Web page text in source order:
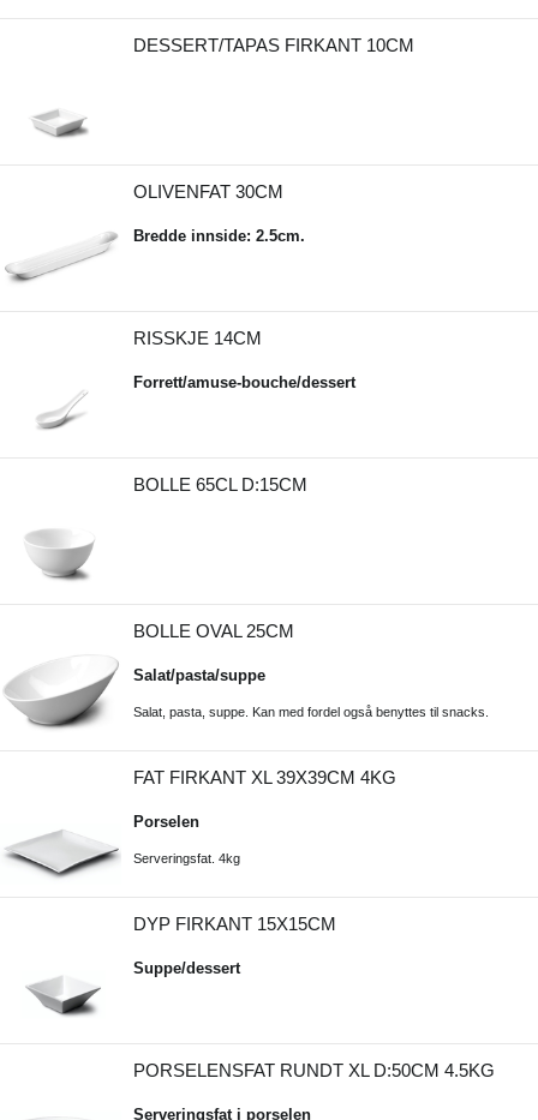
DESSERT/TAPAS FIRKANT 10CM
OLIVENFAT 30CM
Bredde innside: 2.5cm.
RISSKJE 14CM
Forrett/amuse-bouche/dessert
BOLLE 65CL D:15CM
BOLLE OVAL 25CM
Salat/pasta/suppe
Salat, pasta, suppe. Kan med fordel også benyttes til snacks.
FAT FIRKANT XL 39X39CM 4KG
Porselen
Serveringsfat. 4kg
DYP FIRKANT 15X15CM
Suppe/dessert
PORSELENSFAT RUNDT XL D:50CM 4.5KG
Serveringsfat i porselen